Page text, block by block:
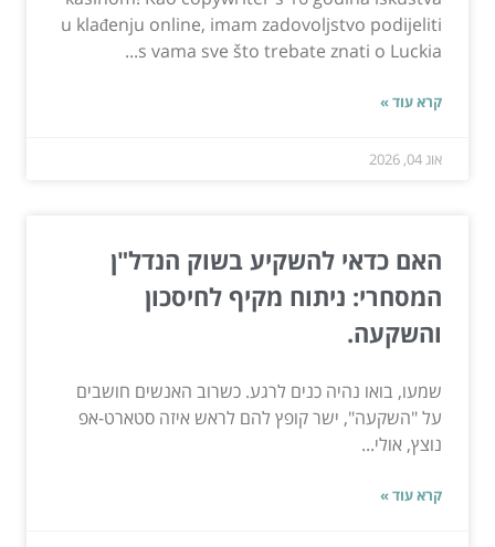
u klađenju online, imam zadovoljstvo podijeliti
s vama sve što trebate znati o Luckia...
קרא עוד »
אוג 04, 2026
האם כדאי להשקיע בשוק הנדל"ן
המסחרי: ניתוח מקיף לחיסכון
והשקעה.
שמעו, בואו נהיה כנים לרגע. כשרוב האנשים חושבים
על "השקעה", ישר קופץ להם לראש איזה סטארט-אפ
נוצץ, אולי...
קרא עוד »